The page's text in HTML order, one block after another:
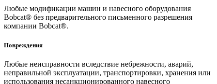
Любые модификации машин и навесного оборудования
Bobcat® без предварительного письменного разрешения
компании Bobcat®.
Повреждения
Любые неисправности вследствие небрежности, аварий,
неправильной эксплуатации, транспортировки, хранения или
использования несанкционированного навесного